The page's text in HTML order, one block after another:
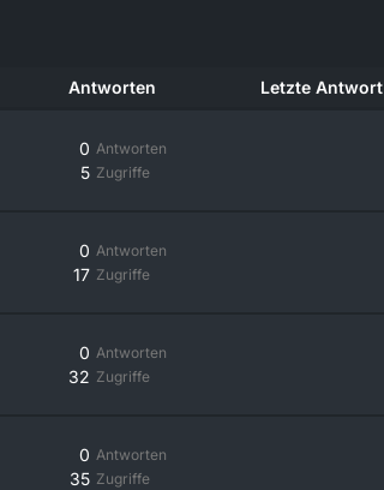
Antworten Letzte Antwort
Antworten
0
Zugriffe
5
Antworten
0
Zugriffe
17
Antworten
0
Zugriffe
32
Antworten
0
Zugriffe
35